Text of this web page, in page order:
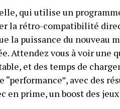
qui utilise un
la rétro-compatibilité
la puissance du nouveau
Attendez vous à voir une
et des temps de
avec des
en prime, un boost des